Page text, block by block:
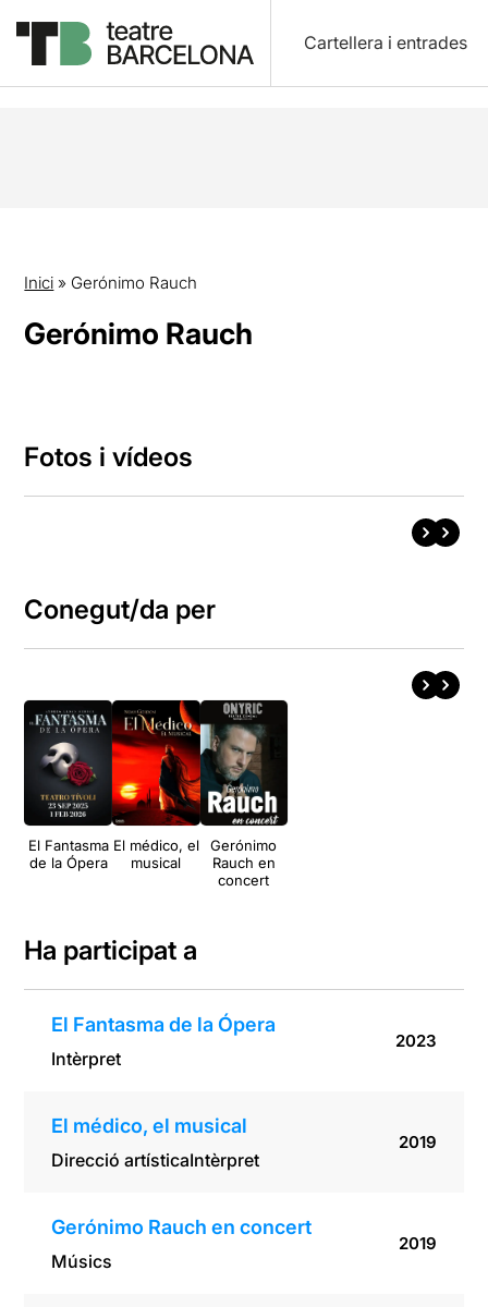
Cartellera i entrades
Inici » Gerónimo Rauch
Gerónimo Rauch
Fotos i vídeos
Conegut/da per
El Fantasma
de la Ópera
El médico, el
musical
Gerónimo
Rauch en
concert
Ha participat a
El Fantasma de la Ópera
Intèrpret
2023
El médico, el musical
Direcció artísticaIntèrpret
2019
Gerónimo Rauch en concert
Músics
2019